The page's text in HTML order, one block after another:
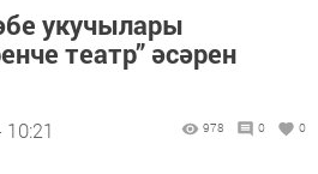
укучылары
театр” әсәрен
978 0 0